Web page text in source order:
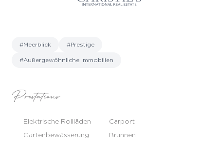
#Meerblick #Prestige
#Außergewöhnliche Immobilien
Prestations
Elektrische Rollläden
Carport
Gartenbewässerung
Brunnen